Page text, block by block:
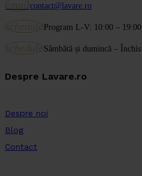
contact@lavare.ro
Program L-V: 10:00 – 19:00
Sâmbătă și dumincă – Închis
Despre Lavare.ro
Despre noi
Blog
Contact